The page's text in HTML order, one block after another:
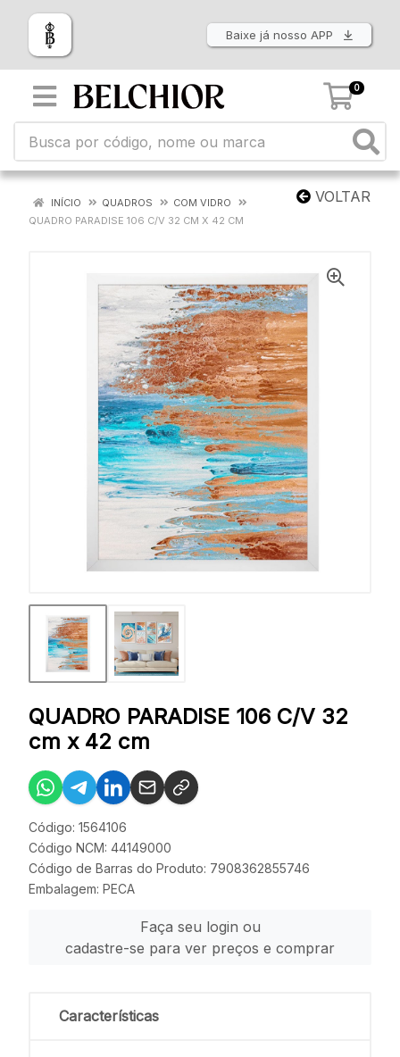
Baixe já nosso APP
0
VOLTAR
INÍCIO QUADROS
COM VIDRO
QUADRO PARADISE 106 C/V 32 CM X 42 CM
QUADRO PARADISE 106 C/V 32
cm x 42 cm
Código: 1564106
Código NCM: 44149000
Código de Barras do Produto: 7908362855746
Embalagem: PECA
Faça seu login ou
cadastre-se para ver preços e comprar
Características